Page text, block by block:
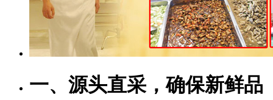
一、源头直采，确保新鲜品